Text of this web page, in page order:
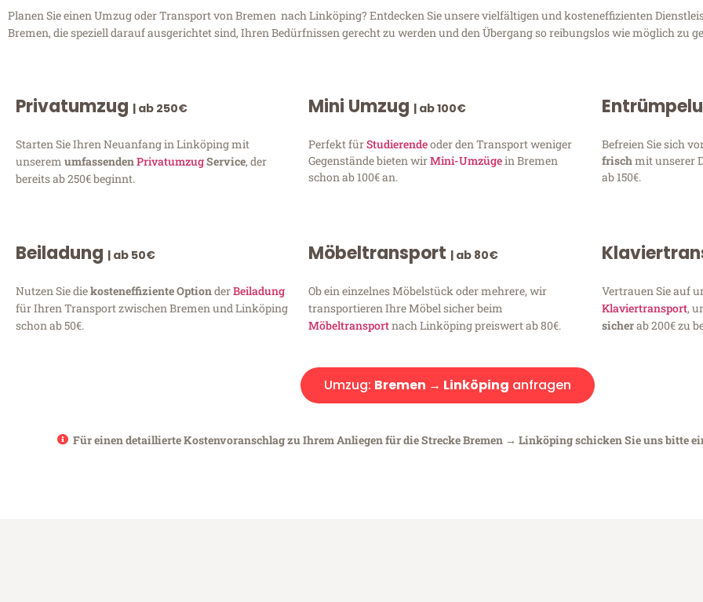
Planen Sie einen Umzug oder Transport von Bremen nach Linköping? Entdecken Sie unsere vielfältigen und kosteneffizienten
Bremen, die speziell darauf ausgerichtet sind, Ihren Bedürfnissen gerecht zu werden und den Übergang so reibungslos wie möglich zu
Privatumzug | ab 250€
Starten Sie Ihren Neuanfang in Linköping mit
unserem umfassendenPrivatumzugService, der
bereits ab 250€ beginnt.
Mini Umzug | ab 100€
Perfekt fürStudierendeoder den Transport weniger
Gegenstände bieten wirMini-Umzügein Bremen
schon ab 100€ an.
Befreien Sie sich
frischmit unserer
ab 150€.
Beiladung | ab 50€
Nutzen Sie diekosteneffiziente OptionderBeiladung
für Ihren Transport zwischen Bremen und Linköping
schon ab 50€.
Möbeltransport | ab 80€
Ob ein einzelnes Möbelstück oder mehrere, wir
transportieren Ihre Möbel sicher beim
Möbeltransportnach Linköping preiswert ab 80€.
Vertrauen Sie auf
Klaviertransport,
sicherab 200€ zu
Umzug: Bremen → Linköping anfragen
Für einen detaillierte Kostenvoranschlag zu Ihrem Anliegen für die Strecke Bremen → Linköping schicken Sie uns bitte